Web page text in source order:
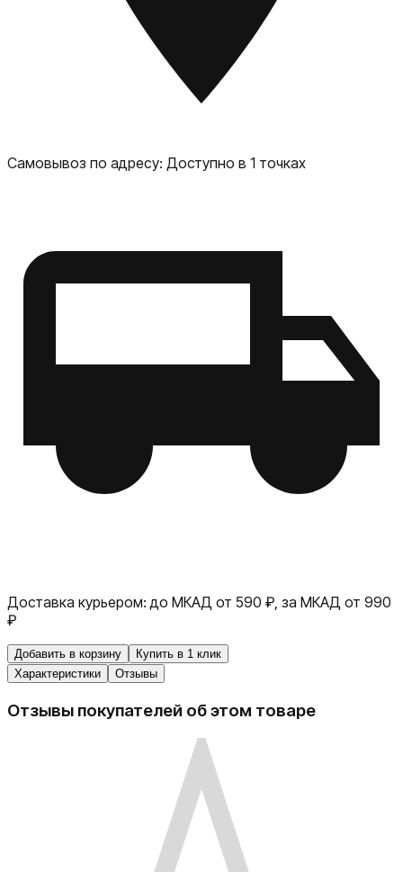
Самовывоз по адресу: Доступно в 1 точках
Доставка курьером: до МКАД от 590 ₽, за МКАД от 990
₽
Добавить в корзину
Купить в 1 клик
Характеристики
Отзывы
Отзывы покупателей об этом товаре